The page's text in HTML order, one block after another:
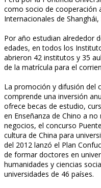
como socio de cooperación
Internacionales de Shanghái,
Por año estudian alrededor
edades, en todos los
abrieron 42 institutos y 35
de la matrícula para el
La promoción y difusión del
comprende una inversión
ofrece becas de estudio,
en Enseñanza de Chino a
negocios, el concurso
cultura de China para
del 2012 lanzó el Plan
de formar doctores en
humanidades y ciencias
universidades de 46 países.